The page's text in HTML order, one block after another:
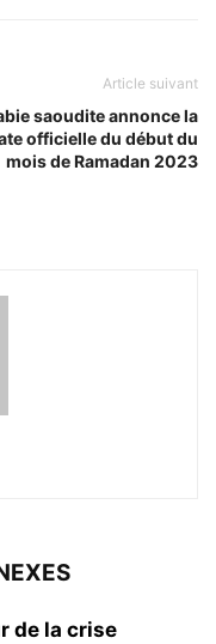
Article suivant
saoudite annonce la
officielle du début du
mois de Ramadan 2023
de la crise